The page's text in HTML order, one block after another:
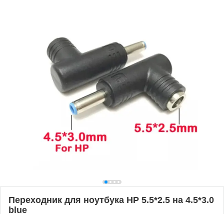
Переходник для ноутбука HP 5.5*2.5 на 4.5*3.0
blue